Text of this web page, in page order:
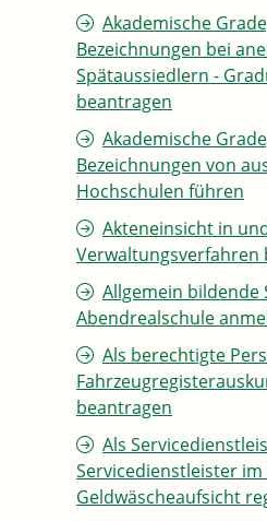
Akademische
Bezeichnungen bei
Spätaussiedlern -
beantragen
Akademische
Bezeichnungen von
Hochschulen führen
Akteneinsicht in
Verwaltungsverfahren
Allgemein bildende
Abendrealschule
Als berechtigte
beantragen
Als
Servicedienstleister
Geldwäscheaufsicht